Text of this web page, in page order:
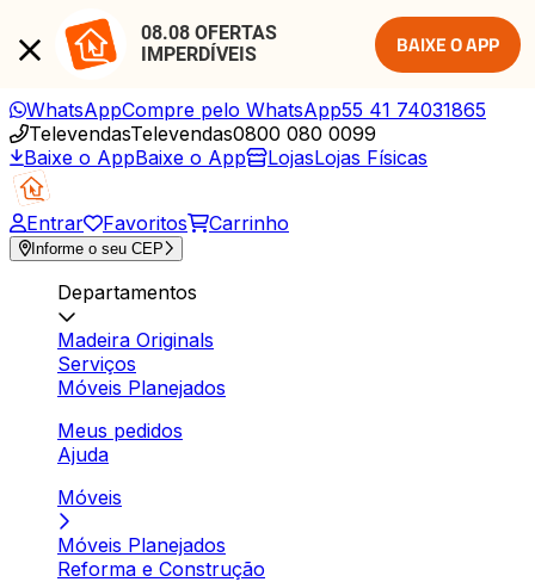
08.08 OFERTAS
IMPERDÍVEIS
BAIXE O APP
WhatsAppCompre pelo WhatsApp55 41 74031865
TelevendasTelevendas0800 080 0099
Baixe o AppBaixe o App LojasLojas Físicas
Entrar Favoritos Carrinho
Informe o seu CEP
Departamentos
Madeira Originals
Serviços
Móveis Planejados
Meus pedidos
Ajuda
Móveis
Móveis Planejados
Reforma e Construção